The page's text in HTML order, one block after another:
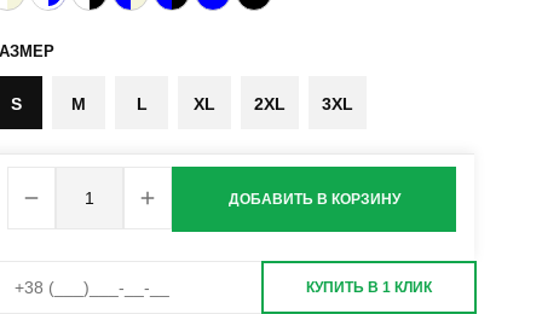
S M L XL 2XL 3XL
ДОБАВИТЬ В КОРЗИНУ
КУПИТЬ В 1 КЛИК